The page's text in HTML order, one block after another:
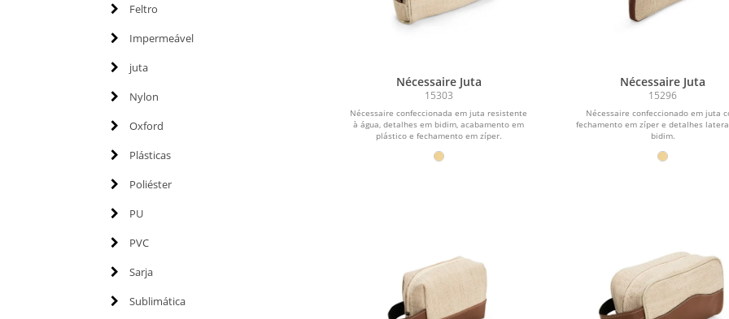
Feltro
Impermeável
juta
Nylon
Oxford
Plásticas
Poliéster
PU
PVC
Sarja
Sublimática
Nécessaire Juta
15303
Nécessaire confeccionada em juta resistente
à água, detalhes em bidim, acabamento em
plástico e fechamento em zíper.
Nécessaire Juta
15296
Nécessaire confeccionado em juta
fechamento em zíper e detalhes
bidim.